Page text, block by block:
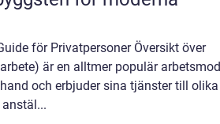
för Privatpersoner Översikt över
är en alltmer populär
och erbjuder sina tjänster till olika